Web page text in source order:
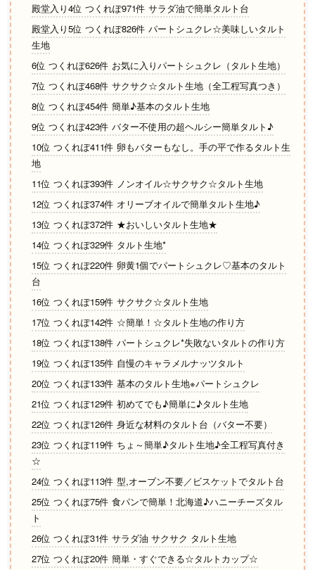
殿堂入り4位 つくれぽ971件 サラダ油で簡単タルト台
殿堂入り5位 つくれぽ826件 パートシュクレ☆美味しいタルト
生地
6位 つくれぽ626件 お気に入りパートシュクレ（タルト生地）
7位 つくれぽ468件 サクサク☆タルト生地（全工程写真つき）
8位 つくれぽ454件 簡単♪基本のタルト生地
9位 つくれぽ423件 バター不使用の超ヘルシー簡単タルト♪
10位 つくれぽ411件 卵もバターもなし。手の平で作るタルト生
地
11位 つくれぽ393件 ノンオイル☆サクサク☆タルト生地
12位 つくれぽ374件 オリーブオイルで簡単タルト生地♪
13位 つくれぽ372件 ★おいしいタルト生地★
14位 つくれぽ329件 タルト生地*
15位 つくれぽ220件 卵黄1個でパートシュクレ♡基本のタルト
台
16位 つくれぽ159件 サクサク☆タルト生地
17位 つくれぽ142件 ☆簡単！☆タルト生地の作り方
18位 つくれぽ138件 パートシュクレ*失敗ないタルトの作り方
19位 つくれぽ135件 自慢のキャラメルナッツタルト
20位 つくれぽ133件 基本のタルト生地※パートシュクレ
21位 つくれぽ129件 初めてでも♪簡単に♪タルト生地
22位 つくれぽ126件 身近な材料のタルト台（バター不要）
23位 つくれぽ119件 ちょ～簡単♪タルト生地♪全工程写真付き
☆
24位 つくれぽ113件 型,オーブン不要／ビスケットでタルト台
25位 つくれぽ75件 食パンで簡単！北海道♪ハニーチーズタル
ト
26位 つくれぽ31件 サラダ油 サクサク タルト生地
27位 つくれぽ20件 簡単・すぐできる☆タルトカップ☆